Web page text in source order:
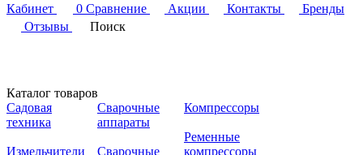
Кабинет
0 Сравнение Акции Контакты
Бренды
Отзывы
Поиск
Каталог товаров
Садовая
техника
Измельчители
Сварочные
аппараты
Сварочные
Компрессоры
Ременные
компрессоры